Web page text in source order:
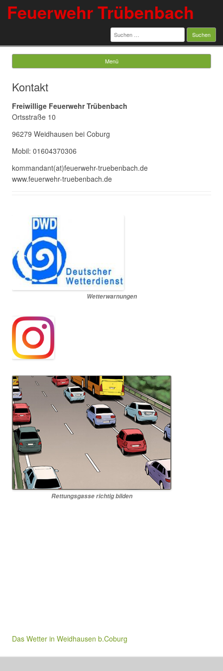
Feuerwehr Trübenbach
Suchen
nach:
Menü
Kontakt
Freiwillige Feuerwehr Trübenbach
Ortsstraße 10
96279 Weidhausen bei Coburg
Mobil: 01604370306
kommandant(at)feuerwehr-truebenbach.de
www.feuerwehr-truebenbach.de
Wetterwarnungen
Rettungsgasse richtig bilden
Das Wetter in Weidhausen b.Coburg